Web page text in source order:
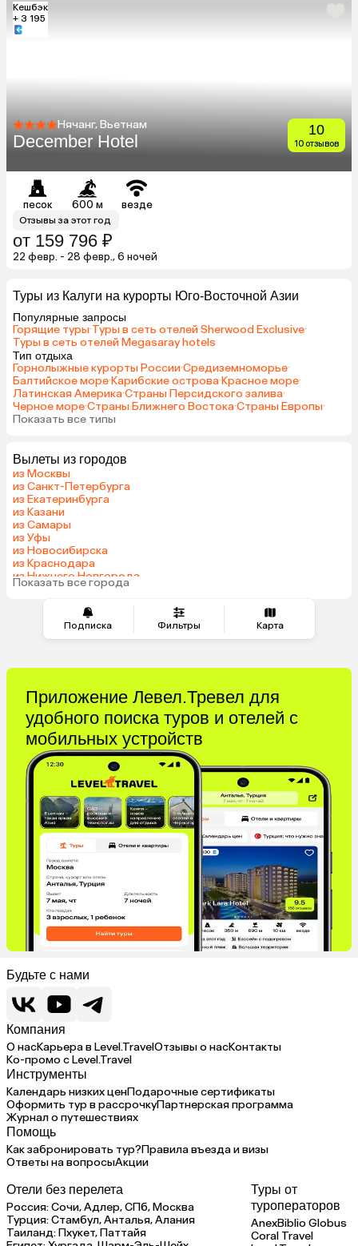
Подписка Фильтры Карта
Кешбэк
+ 3 195
Нячанг, Вьетнам
December Hotel
10
10 отзывов
песок 600 м везде
Отзывы за этот год
от 159 796 ₽
22 февр. - 28 февр., 6 ночей
Туры из Калуги на курорты Юго-Восточной Азии
Популярные запросы
Горящие туры·Туры в сеть отелей Sherwood Exclusive·
Туры в сеть отелей Megasaray hotels
Тип отдыха
Горнолыжные курорты России·Средиземноморье·
Балтийское море·Карибские острова·Красное море·
Латинская Америка·Страны Персидского залива·
Черное море·Страны Ближнего Востока·Страны Европы·
Показать все типы
Вылеты из городов
из Москвы
из Санкт-Петербурга
из Екатеринбурга
из Казани
из Самары
из Уфы
из Новосибирска
из Краснодара
из Нижнего Новгорода
из Перми
Показать все города
Приложение Левел.Тревел для
удобного поиска туров и отелей с
мобильных устройств
Будьте с нами
Компания
О насКарьера в Level.TravelОтзывы о насКонтакты
Ко-промо с Level.Travel
Инструменты
Календарь низких ценПодарочные сертификаты
Оформить тур в рассрочкуПартнерская программа
Журнал о путешествиях
Помощь
Как забронировать тур?Правила въезда и визы
Ответы на вопросыАкции
Отели без перелета
Россия:Сочи,Адлер,СПб,Москва
Турция:Стамбул,Анталья,Алания
Таиланд:Пхукет,Паттайя
Туры от
туроператоров
AnexBiblio Globus
Coral Travel